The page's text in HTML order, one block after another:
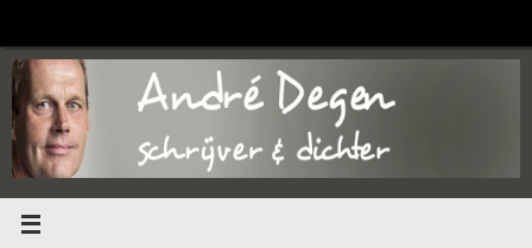
de
inhoud